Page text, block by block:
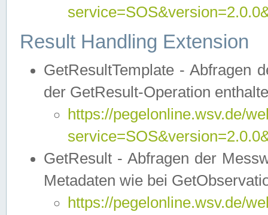
Result Handling Extension
GetResultTemplate - Abfragen
der GetResult-Operation
https://pegelonline.wsv.de/
GetResult - Abfragen der
Metadaten wie bei
https://pegelonline.wsv.de/